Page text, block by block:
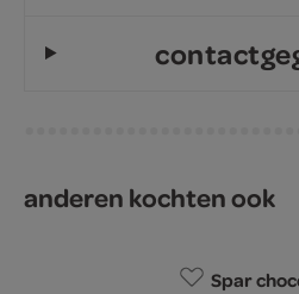
anderen kochten ook
Spar